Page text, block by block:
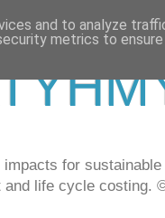
for
and life cycle costing.
and to analyze
metrics to